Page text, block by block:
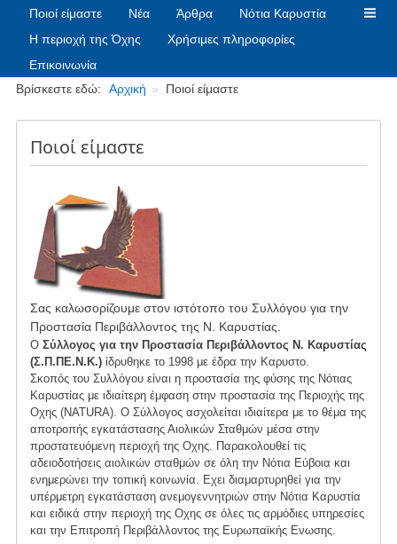
Ποιοί είμαστε Νέα Άρθρα
Νότια Καρυστία
Η περιοχή της Όχης
Χρήσιμες πληροφορίες
Επικοινωνία
Breadcrumbs
Βρίσκεστε εδώ: Αρχική Ποιοί είμαστε
Ποιοί είμαστε
Σας καλωσορίζουμε στον ιστότοπο του Συλλόγου για την
Προστασία Περιβάλλοντος της Ν. Καρυστίας.
Ο Σύλλογος για την Προστασία Περιβάλλοντος Ν. Καρυστίας
(Σ.Π.ΠΕ.Ν.Κ.)ίδρυθηκε το 1998 με έδρα την Καρυστο.
Σκοπός του Συλλόγου είναι η προστασία της φύσης της Νότιας
Καρυστίας με ιδιαίτερη έμφαση στην προστασία της Περιοχής της
Οχης (NATURA). Ο Σύλλογος ασχολείται ιδιαίτερα με το θέμα της
αποτροπής εγκατάστασης Αιολικών Σταθμών μέσα στην
προστατευόμενη περιοχή της Οχης. Παρακολουθεί τις
αδειοδοτήσεις αιολικών σταθμών σε όλη την Νότια Εύβοια και
ενημερώνει την τοπική κοινωνία. Εχει διαμαρτυρηθεί για την
υπέρμετρη εγκατάσταση ανεμογεννητριών στην Νότια Καρυστία
και ειδικά στην περιοχή της Οχης σε όλες τις αρμόδιες υπηρεσίες
και την Επιτροπή Περιβάλλοντος της Ευρωπαϊκής Ενωσης.